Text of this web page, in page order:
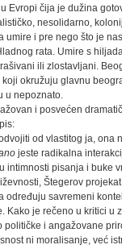
Evropi čija je dužina
nesolidarno,
umire i pre nego što je
rata. Umire s
ili zlostavljani.
okružuju glavnu
u nepoznato.
i posvećen
od vlastitog ja,
jeste radikalna
intimnosti pisanja i buke
Štegerov
savremeni
Kako je rečeno u kritici u
političke i angažovane
ni moralisanje, već